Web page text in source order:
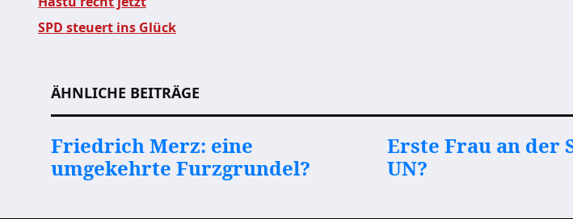
SPD steuert ins Glück
ÄHNLICHE BEITRÄGE
Friedrich Merz: eine
umgekehrte Furzgrundel?
Erste Frau an der
UN?